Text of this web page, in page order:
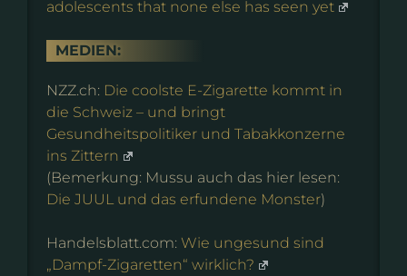
adolescents that none else has seen yet
MEDIEN:
NZZ.ch: Die coolste E-Zigarette kommt in
die Schweiz – und bringt
Gesundheitspolitiker und Tabakkonzerne
ins Zittern
(Bemerkung: Mussu auch das hier lesen:
Die JUUL und das erfundene Monster)
Handelsblatt.com: Wie ungesund sind
„Dampf-Zigaretten“ wirklich?